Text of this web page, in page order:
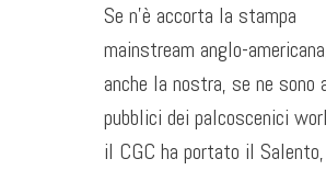
Se n’è accorta la stampa
mainstream anglo-
anche la nostra, se ne sono
pubblici dei palcoscenici
il CGC ha portato il Salento,